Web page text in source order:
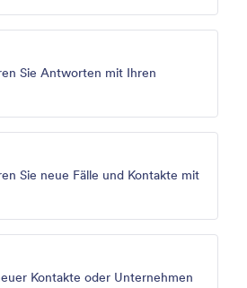
Sie Antworten mit Ihren
Sie neue Fälle und Kontakte mit
Kontakte oder Unternehmen